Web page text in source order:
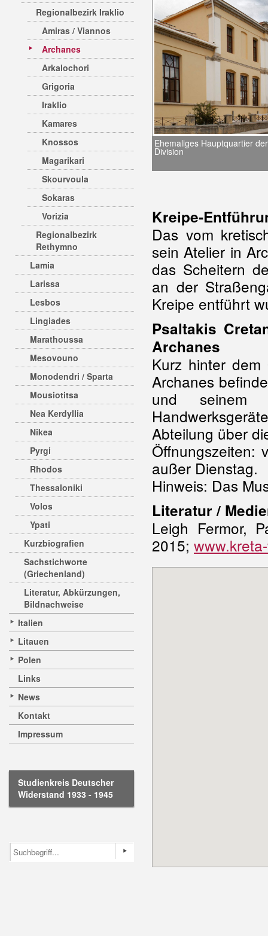
Regionalbezirk Iraklio
Amiras / Viannos
Archanes
Arkalochori
Grigoria
Iraklio
Kamares
Knossos
Magarikari
Skourvoula
Sokaras
Vorizia
Regionalbezirk
Rethymno
Lamia
Larissa
Lesbos
Lingiades
Marathoussa
Mesovouno
Monodendri / Sparta
Mousiotitsa
Nea Kerdyllia
Nikea
Pyrgi
Rhodos
Thessaloniki
Volos
Ypati
Kurzbiografien
Sachstichworte
(Griechenland)
Literatur, Abkürzungen,
Bildnachweise
Italien
Litauen
Polen
Links
News
Kontakt
Impressum
Studienkreis Deutscher
Widerstand 1933 - 1945
Ehemaliges Hauptquartier
Division
Kreipe-
Das vom
sein Atelier in
das Scheitern
an der
Kreipe entführt
Psaltakis
Archanes
Kurz hinter
Archanes
und seinem
Abteilung über
Öffnungszeiten:
außer Dienstag.
Hinweis: Das
Literatur /
Leigh Fermor,
2015;